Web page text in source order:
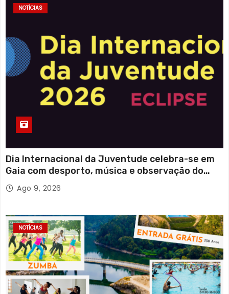
NOTÍCIAS
Dia Internacional da Juventude celebra-se em
Gaia com desporto, música e observação do
eclipse solar
Ago 9, 2026
NOTÍCIAS